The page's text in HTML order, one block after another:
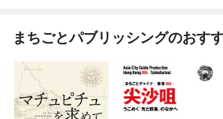
まちごとパブリッシングのおす